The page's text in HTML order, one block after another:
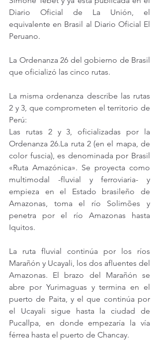
Diario Oficial de La Unión, el
equivalente en Brasil al Diario Oficial El
Peruano.
La Ordenanza 26 del gobierno de Brasil
que oficializó las cinco rutas.
La misma ordenanza describe las rutas
2 y 3, que comprometen el territorio de
Perú:
Las rutas 2 y 3, oficializadas por la
Ordenanza 26.La ruta 2 (en el mapa, de
color fuscia), es denominada por Brasil
«Ruta Amazónica». Se proyecta como
multimodal -fluvial y ferroviaria- y
empieza en el Estado brasileño de
Amazonas, toma el río Solimões y
penetra por el río Amazonas hasta
Iquitos.
La ruta fluvial continúa por los ríos
Marañón y Ucayali, los dos afluentes del
Amazonas. El brazo del Marañón se
abre por Yurimaguas y termina en el
puerto de Paita, y el que continúa por
el Ucayali sigue hasta la ciudad de
Pucallpa, en donde empezaría la vía
férrea hasta el puerto de Chancay.